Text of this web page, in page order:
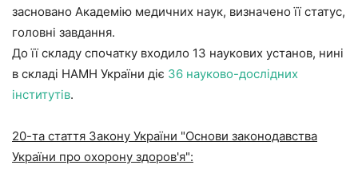
засновано Академію медичних наук, визначено її статус,
головні завдання.
До її складу спочатку входило 13 наукових установ, нині
в складі НАМН України діє 36 науково-дослідних
інститутів.
20-та стаття Закону України "Основи законодавства
України про охорону здоров'я":